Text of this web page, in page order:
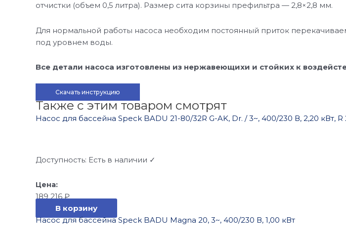
отчистки (объем 0,5 литра). Размер сита корзины префильтра — 2,8×2,8 мм.
Для нормальной работы насоса необходим постоянный приток
под уровнем воды.
Все детали насоса изготовлены из нержавеющихи и стойких к
Скачать инструкцию
Также с этим товаром смотрят
Насос для бассейна Speck BADU 21-80/32R G-AK, Dr. / 3~, 400/230 В, 2,20 кВт, R
Доступность: Есть в наличии ✓
189 216₽
В корзину
Насос для бассейна Speck BADU Magna 20, 3~, 400/230 В, 1,00 кВт